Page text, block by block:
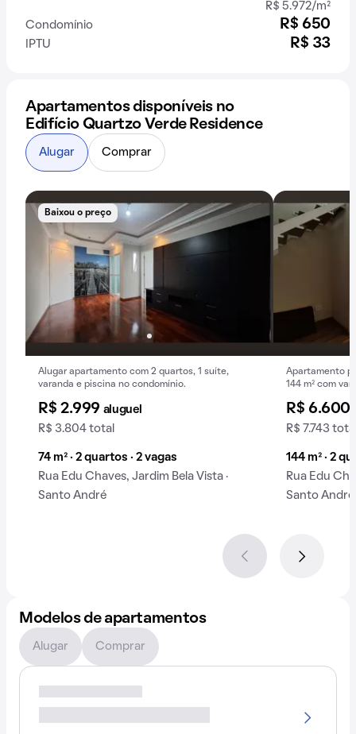
R$ 5.972/m²
Condomínio
R$ 650
IPTU R$ 33
Apartamentos disponíveis no
Edifício Quartzo Verde Residence
Baixou o preço
Alugar apartamento com 2 quartos, 1 suíte,
varanda e piscina no condomínio.
R$ 2.999 aluguel
R$ 3.804 total
74 m² · 2 quartos · 2 vagas
Rua Edu Chaves, Jardim Bela Vista ·
Santo André
Apartamento
144 m² com
R$ 6.600
R$ 7.743
144 m² · 2
Rua Edu
Santo André
Alugar Comprar
Modelos de apartamentos
Alugar Comprar